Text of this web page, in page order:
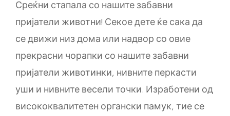
Среќни стапала со нашите забавни
пријатели животни! Секое дете ќе сака да
се движи низ дома или надвор со овие
прекрасни чорапки со нашите забавни
пријатели животинки, нивните перкасти
уши и нивните весели точки. Изработени од
висококвалитетен органски памук, тие се